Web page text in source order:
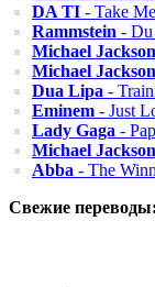
DA TI - Take
Rammstein - Du
Michael Jackson
Michael Jackson
Dua Lipa -
Eminem - Just
Lady Gaga -
Michael Jackson
Abba - The
Свежие переводы: